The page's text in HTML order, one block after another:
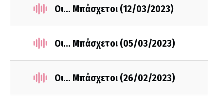
Οι... Μπάσχετοι (12/03/2023)
Οι... Μπάσχετοι (05/03/2023)
Οι... Μπάσχετοι (26/02/2023)